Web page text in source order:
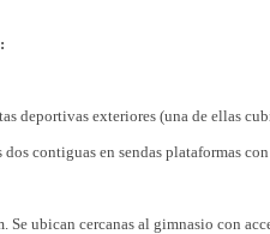
deportivas exteriores (una de ellas
dos contiguas en sendas plataformas
Se ubican cercanas al gimnasio con